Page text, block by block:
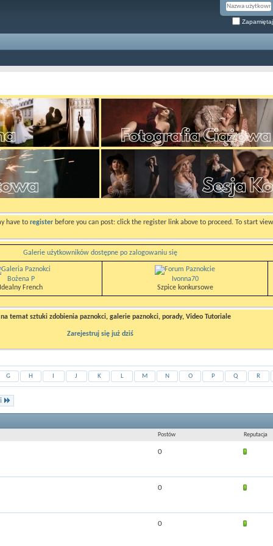
have to register before you can post: click the register link above to proceed. To start
Galerie użytkowników dostępne po zalogowaniu się
Bożena P
Idealny French
Ivonna70
Szpice konkursowe
temat sztuki zdobienia paznokci, galerie paznokci, porady, Video Tutoriale
Zarejestruj się już dziś
G H J K L M N O P Q R
Postów Reputacja
0
0
0